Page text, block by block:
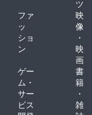
ツ
ファ
ッ
ショ
ン
映
像
・
映
画
ゲー
ム・
サー
ビス
書
籍
・
雑